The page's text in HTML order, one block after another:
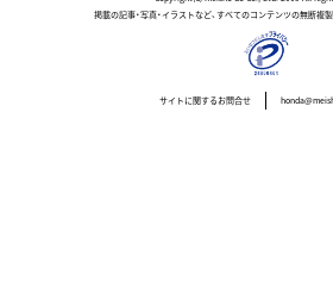
掲載の記事・写真・イラストなど、すべてのコンテンツの無断複製
サイトに関するお問合せ